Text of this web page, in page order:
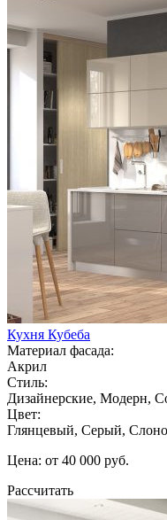
Кухня Кубеба
Материал фасада:
Акрил
Стиль:
Дизайнерские, Модерн,
Цвет:
Глянцевый, Серый,
Цена: от 40 000 руб.
Рассчитать